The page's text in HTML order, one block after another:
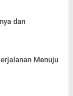
Sendiri
dan
Menuju